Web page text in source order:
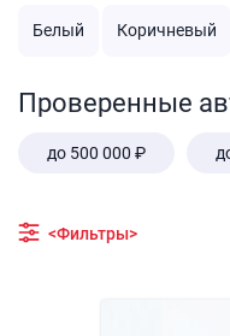
Белый Коричневый
Проверенные
до 500 000 ₽
<Фильтры>